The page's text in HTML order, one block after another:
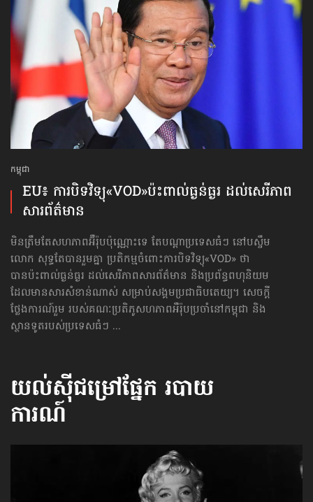
កម្ពុជា
EU៖ ការបិទវិទ្យុ«VOD»ប៉ះពាល់ធ្ងន់ធ្ងរ ដល់សេរីភាព​
សារព័ត៌មាន
មិនត្រឹមតែសហភាពអ៊ឺរ៉ុបប៉ុណ្ណោះទេ តែបណ្ដាប្រទេសធំៗ នៅបស្ចឹម
លោក សុទ្ធតែបានរួមគ្នា ប្រតិកម្មចំពោះការបិទវិទ្យុ«VOD» ថា
បានប៉ះពាល់ធ្ងន់ធ្ងរ ដល់សេរីភាព​សារព័ត៌មាន និងប្រព័ន្ធពហុនិយម
ដែលមានសារសំខាន់ណាស់ សម្រាប់សង្គមប្រជាធិបតេយ្យ។ សេចក្ដី
ថ្លែងការណ៍រួម របស់គណៈប្រតិភូសហភាពអឺរ៉ុប​ប្រចាំនៅកម្ពុជា និង
ស្ថានទូតរបស់ប្រទេសធំៗ ...
យល់ស៊ីជម្រៅផ្នែក របាយ
ការណ៍